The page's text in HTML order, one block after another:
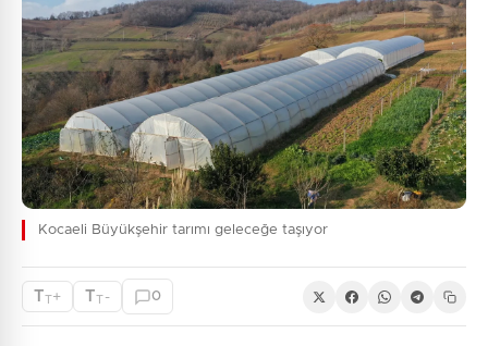
Kocaeli Büyükşehir tarımı geleceğe taşıyor
TT+ TT - 0